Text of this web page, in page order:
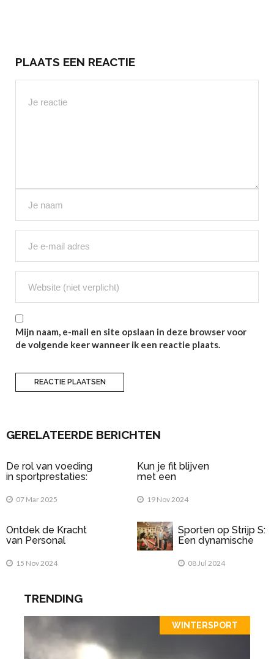
PLAATS EEN REACTIE
Mijn naam, e-mail en site opslaan in deze browser voor
de volgende keer wanneer ik een reactie plaats.
GERELATEERDE BERICHTEN
De rol van voeding
in sportprestaties:
na het sporten?
07 Mar 2025
Kun je fit blijven
met een
19 Nov 2024
Ontdek de Kracht
van Personal
Almere
15 Nov 2024
Sporten op Strijp S:
Een dynamische
sportliefhebbers
08 Jul 2024
TRENDING
WINTERSPORT